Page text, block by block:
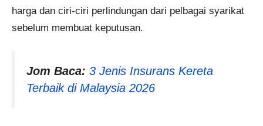
harga dan ciri-ciri perlindungan dari pelbagai syarikat
sebelum membuat keputusan.
Jom Baca: 3 Jenis Insurans Kereta
Terbaik di Malaysia 2026